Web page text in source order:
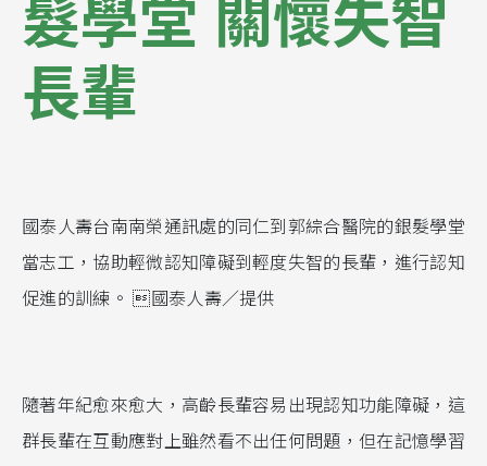
髮學堂 關懷失智
長輩
國泰人壽台南南榮通訊處的同仁到郭綜合醫院的銀髮學堂
當志工，協助輕微認知障礙到輕度失智的長輩，進行認知
促進的訓練。 國泰人壽／提供
隨著年紀愈來愈大，高齡長輩容易出現認知功能障礙，這
群長輩在互動應對上雖然看不出任何問題，但在記憶學習